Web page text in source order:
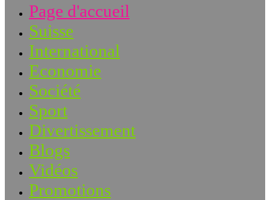
Page d'accueil
Suisse
International
Economie
Société
Sport
Divertissement
Blogs
Vidéos
Promotions